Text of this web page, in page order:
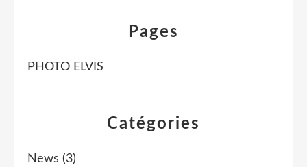
Catégories
News (3)
Pages
PHOTO ELVIS